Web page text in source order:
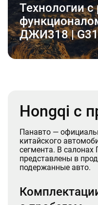
Технологии
ДЖИ318 |
Hongqi с
Панавто —
китайского
сегмента. В
представлены в
подержанные авто.